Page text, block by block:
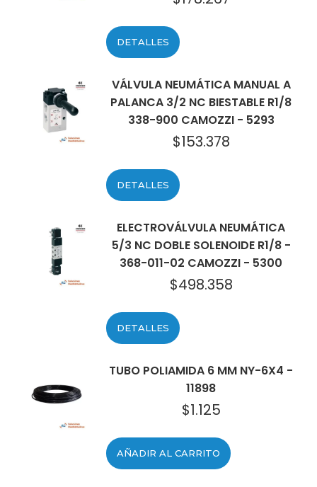
DETALLES
VÁLVULA NEUMÁTICA MANUAL A
PALANCA 3/2 NC BIESTABLE R1/8
338-900 CAMOZZI - 5293
$153.378
DETALLES
ELECTROVÁLVULA NEUMÁTICA
5/3 NC DOBLE SOLENOIDE R1/8 -
368-011-02 CAMOZZI - 5300
$498.358
DETALLES
TUBO POLIAMIDA 6 MM NY-6X4 -
11898
$1.125
AÑADIR AL CARRITO